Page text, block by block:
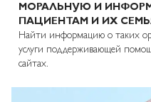
МОРАЛЬНУЮ И
ПАЦИЕНТАМ И ИХ
Найти информацию о таких
услуги поддерживающей
сайтах.